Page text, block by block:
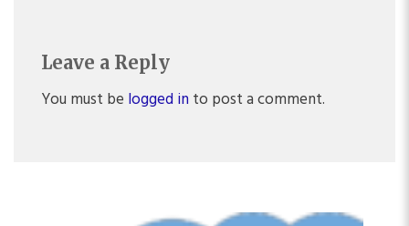
Leave a Reply
You must be logged in to post a comment.